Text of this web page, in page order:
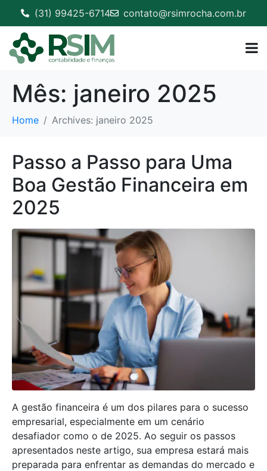
(31) 99425-6714 contato@rsimrocha.com.br
Mês: janeiro 2025
Home Archives: janeiro 2025
Passo a Passo para Uma
Boa Gestão Financeira em
2025
A gestão financeira é um dos pilares para o sucesso
empresarial, especialmente em um cenário
desafiador como o de 2025. Ao seguir os passos
apresentados neste artigo, sua empresa estará mais
preparada para enfrentar as demandas do mercado e